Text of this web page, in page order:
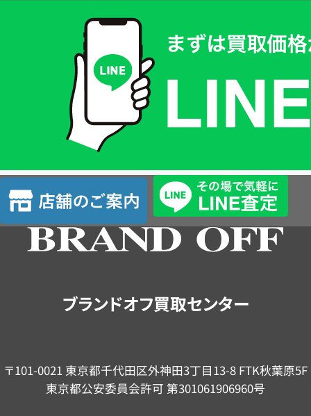
査
定
店
舗
の
ブランドオフ買取センター
〒101-0021 東京都千代田区外神田3丁目13-8 FTK秋葉原5F
東京都公安委員会許可 第301061906960号